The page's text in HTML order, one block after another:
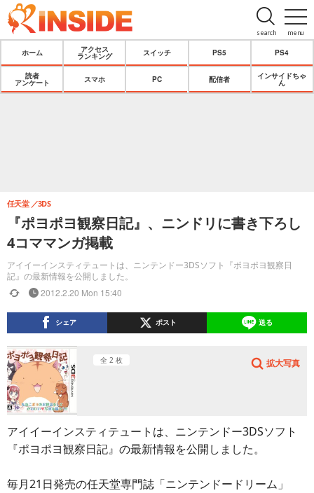
menu
search
ホーム
アクセス
ランキング
スイッチ PS5 PS4
読者
アンケート
スマホ PC 配信者
インサイドちゃ
ん
『ポヨポヨ観察日記』、ニンドリに書き下ろし
4コママンガ掲載
アイイーインスティテュートは、ニンテンドー3DSソフト『ポヨポヨ観察日
記』の最新情報を公開しました。
任天堂 3DS
2012.2.20 Mon 15:40
シェア ポスト 送る
全 2 枚 拡大写真
アイイーインスティテュートは、ニンテンドー3DSソフト
『ポヨポヨ観察日記』の最新情報を公開しました。
毎月21日発売の任天堂専門誌「ニンテンドードリーム」